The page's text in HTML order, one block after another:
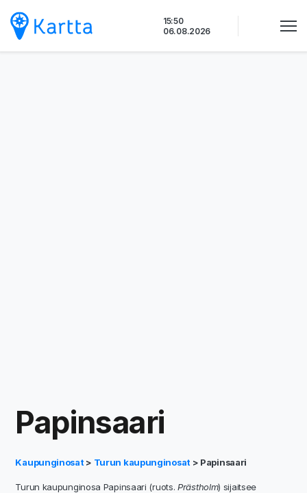
sisältöön
15:50
06.08.2026
Papinsaari
Kaupunginosat > Turun kaupunginosat > Papinsaari
Turun kaupunginosa Papinsaari (ruots.Prästholm) sijaitsee